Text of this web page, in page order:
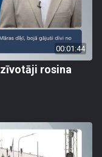
00:01:44
rosina